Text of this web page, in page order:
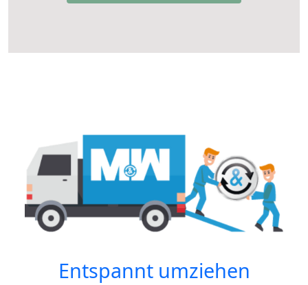
Entspannt umziehen